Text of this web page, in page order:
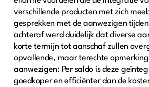
verschillende producten met zich
gesprekken met de aanwezigen
achteraf werd duidelijk dat diverse
korte termijn tot aanschaf zullen
opvallende, maar terechte
aanwezigen: Per saldo is deze
goedkoper en efficiënter dan de